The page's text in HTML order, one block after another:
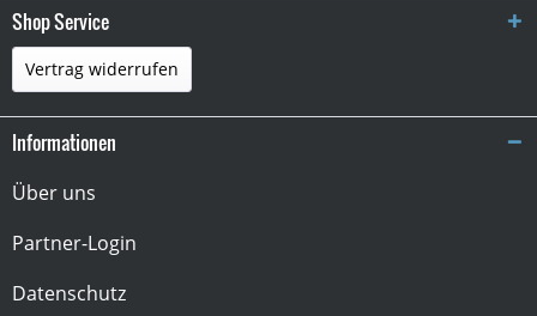
Shop Service
Vertrag widerrufen
Informationen
Über uns
Partner-Login
Datenschutz